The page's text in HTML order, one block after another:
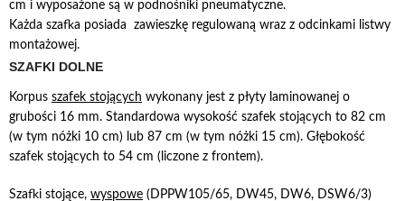
cm i wyposażone są w podnośniki pneumatyczne.
Każda szafka posiada zawieszkę regulowaną wraz z odcinkami listwy
montażowej.
SZAFKI DOLNE
Korpus szafek stojących wykonany jest z płyty laminowanej o
grubości 16 mm. Standardowa wysokość szafek stojących to 82 cm
(w tym nóżki 10 cm) lub 87 cm (w tym nóżki 15 cm). Głębokość
szafek stojących to 54 cm (liczone z frontem).
Szafki stojące, wyspowe (DPPW105/65, DW45, DW6, DSW6/3)